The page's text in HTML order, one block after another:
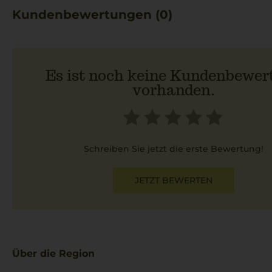
Kundenbewertungen (0)
Es ist noch keine
vorhanden.
Schreiben Sie jetzt die erste Bewertung!
JETZT BEWERTEN
Über die Region